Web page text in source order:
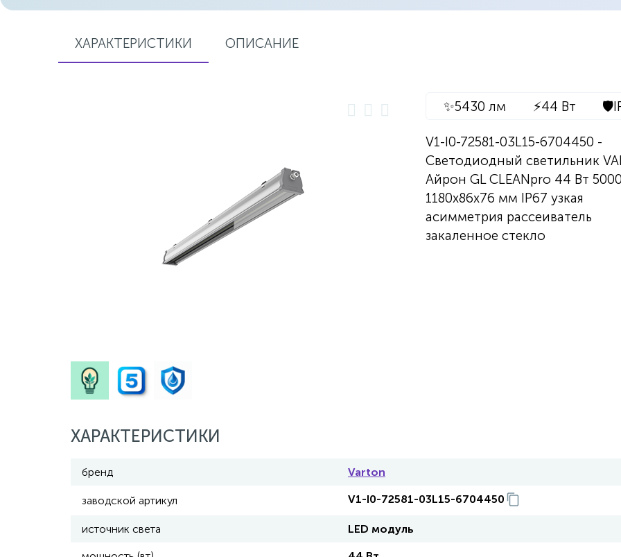
ХАРАКТЕРИСТИКИ ОПИСАНИЕ
✨5430 лм ⚡44 Вт 🛡️
V1-I0-72581-03L15-6704450 -
Светодиодный светильник
Айрон GL CLEANpro 44 Вт
1180х86х76 мм IP67 узкая
асимметрия рассеиватель
закаленное стекло
ХАРАКТЕРИСТИКИ
бренд Varton
заводской артикул V1-I0-72581-03L15-6704450
источник света LED модуль